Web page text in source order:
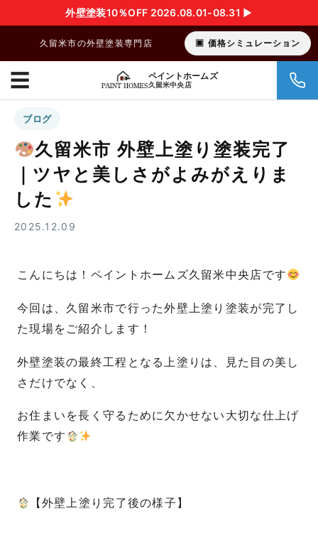
外壁塗装10％OFF 2026.08.01-08.31 ▶︎
久留米市の外壁塗装専門店 価格シミュレーション
ペイントホームズ
久留米中央店
☰
ブログ
久留米市 外壁上塗り塗装完了
｜ツヤと美しさがよみがえりま
した
2025.12.09
こんにちは！ペイントホームズ久留米中央店です
今回は、久留米市で行った外壁上塗り塗装が完了し
た現場をご紹介します！
外壁塗装の最終工程となる上塗りは、見た目の美し
さだけでなく、
お住まいを長く守るために欠かせない大切な仕上げ
作業です
【外壁上塗り完了後の様子】